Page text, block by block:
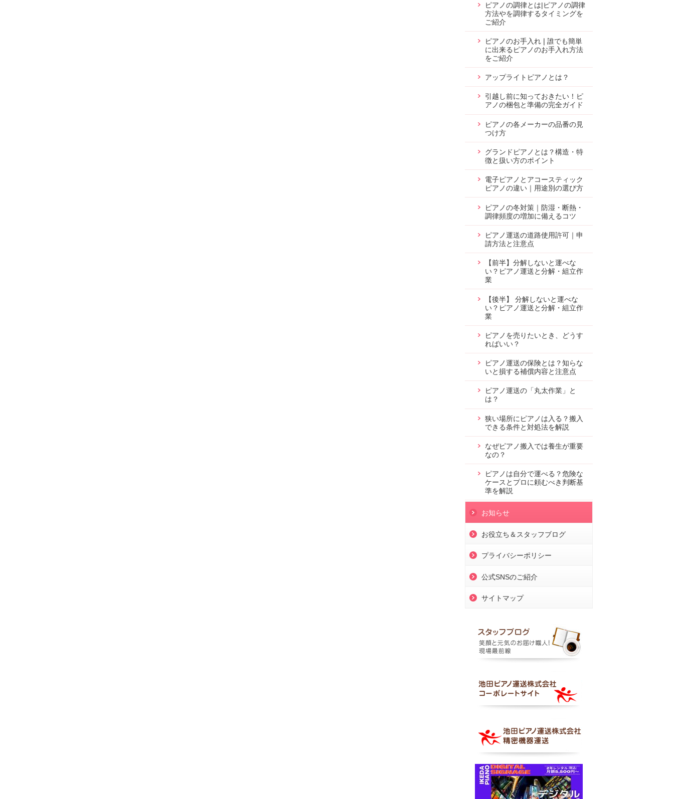
ピアノの調律とは|ピアノの調律
方法やを調律するタイミングを
ご紹介
ピアノのお手入れ❘誰でも簡単
に出来るピアノのお手入れ方法
をご紹介
アップライトピアノとは？
引越し前に知っておきたい！ピ
アノの梱包と準備の完全ガイド
ピアノの各メーカーの品番の見
つけ方
グランドピアノとは？構造・特
徴と扱い方のポイント
電子ピアノとアコースティック
ピアノの違い｜用途別の選び方
ピアノの冬対策｜防湿・断熱・
調律頻度の増加に備えるコツ
ピアノ運送の道路使用許可｜申
請方法と注意点
【前半】分解しないと運べな
い？ピアノ運送と分解・組立作
業
【後半】 分解しないと運べな
い？ピアノ運送と分解・組立作
業
ピアノを売りたいとき、どうす
ればいい？
ピアノ運送の保険とは？知らな
いと損する補償内容と注意点
ピアノ運送の「丸太作業」と
は？
狭い場所にピアノは入る？搬入
できる条件と対処法を解説
なぜピアノ搬入では養生が重要
なの？
ピアノは自分で運べる？危険な
ケースとプロに頼むべき判断基
準を解説
お知らせ
お役立ち＆スタッフブログ
プライバシーポリシー
公式SNSのご紹介
サイトマップ